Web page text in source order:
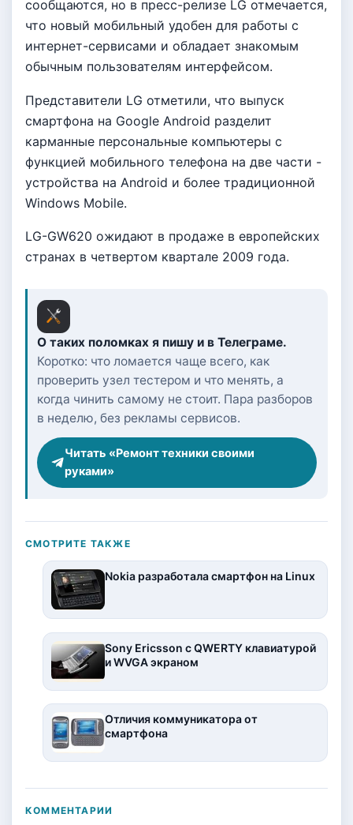
сообщаются, но в пресс-релизе LG отмечается,
что новый мобильный удобен для работы с
интернет-сервисами и обладает знакомым
обычным пользователям интерфейсом.
Представители LG отметили, что выпуск
смартфона на Google Android разделит
карманные персональные компьютеры с
функцией мобильного телефона на две части -
устройства на Android и более традиционной
Windows Mobile.
LG-GW620 ожидают в продаже в европейских
странах в четвертом квартале 2009 года.
О таких поломках я пишу и в Телеграме.
Коротко: что ломается чаще всего, как
проверить узел тестером и что менять, а
когда чинить самому не стоит. Пара разборов
в неделю, без рекламы сервисов.
Читать «Ремонт техники своими
руками»
СМОТРИТЕ ТАКЖЕ
Nokia разработала смартфон на Linux
Sony Ericsson с QWERTY клавиатурой
и WVGA экраном
Отличия коммуникатора от
смартфона
КОММЕНТАРИИ